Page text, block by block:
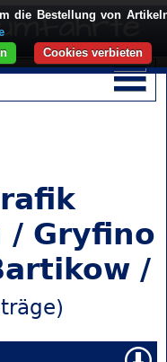
/ Gryfino
/
die Bestellung von
Cookies verbieten